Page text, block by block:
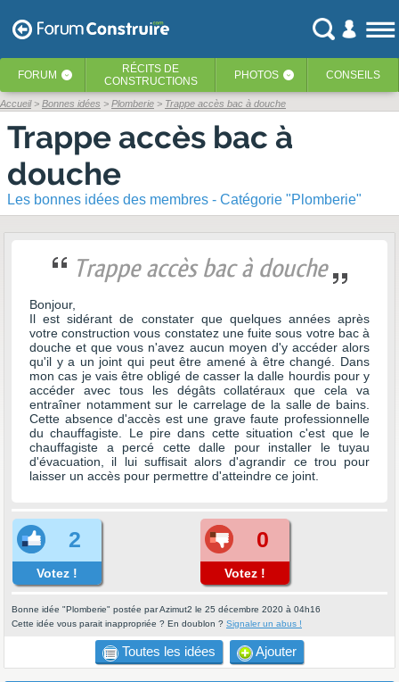
FORUM ‹ RÉCITS DE
CONSTRUCTIONS
PHOTOS ‹ CONSEILS
Accueil Bonnes idées Plomberie Trappe accès bac à douche
Trappe accès bac à
douche
Les bonnes idées des membres - Catégorie "Plomberie"
Trappe accès bac à douche
Bonjour,
Il est sidérant de constater que quelques années après
votre construction vous constatez une fuite sous votre bac à
douche et que vous n'avez aucun moyen d'y accéder alors
qu'il y a un joint qui peut être amené à être changé. Dans
mon cas je vais être obligé de casser la dalle hourdis pour y
accéder avec tous les dégâts collatéraux que cela va
entraîner notamment sur le carrelage de la salle de bains.
Cette absence d'accès est une grave faute professionnelle
du chauffagiste. Le pire dans cette situation c'est que le
chauffagiste a percé cette dalle pour installer le tuyau
d'évacuation, il lui suffisait alors d'agrandir ce trou pour
laisser un accès pour permettre d'atteindre ce joint.
2
Votez !
0
Votez !
Bonne idée "Plomberie" postée par Azimut2 le 25 décembre 2020 à 04h16
Cette idée vous parait inappropriée ? En doublon ? Signaler un abus !
Toutes les idées Ajouter